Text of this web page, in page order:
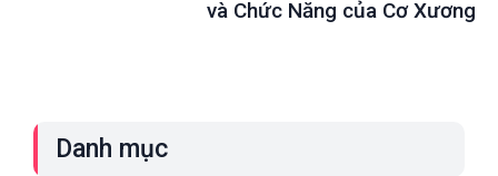
và Chức Năng của Cơ Xương
Danh mục